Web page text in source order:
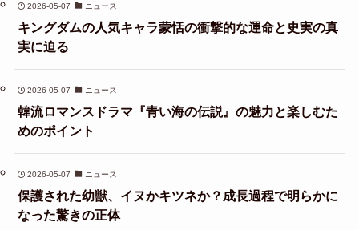
2026-05-07 ニュース
キングダムの人気キャラ蒙恬の衝撃的な運命と史実の真
実に迫る
2026-05-07 ニュース
韓流ロマンスドラマ『青い海の伝説』の魅力と楽しむた
めのポイント
2026-05-07 ニュース
保護された幼獣、イヌかキツネか？成長過程で明らかに
なった驚きの正体